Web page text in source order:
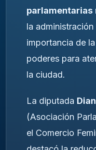
parlamentarias
la
importancia de
poderes para
la ciudad.
La diputada
(Asociación
el Comercio